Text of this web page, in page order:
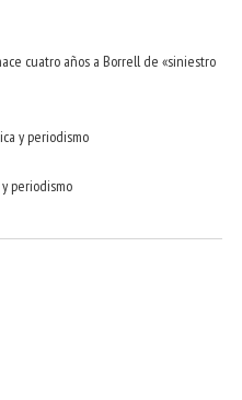
cuatro años a Borrell de «siniestro
y periodismo
periodismo